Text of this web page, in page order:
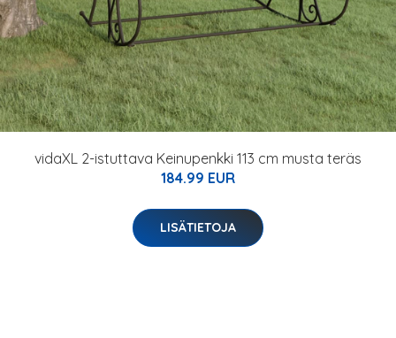
vidaXL 2-istuttava Keinupenkki 113 cm musta teräs
184.99 EUR
LISÄTIETOJA